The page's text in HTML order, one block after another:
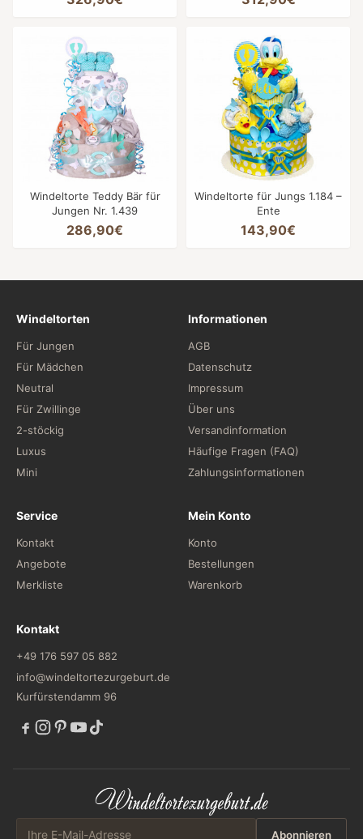
Windeltorte Teddy Bär für
Jungen Nr. 1.439
286,90€
Windeltorte für Jungs 1.184 –
Ente
143,90€
Windeltorten
Für Jungen
Für Mädchen
Neutral
Für Zwillinge
2-stöckig
Luxus
Mini
Informationen
AGB
Datenschutz
Impressum
Über uns
Versandinformation
Häufige Fragen (FAQ)
Zahlungsinformationen
Service
Kontakt
Angebote
Merkliste
Mein Konto
Konto
Bestellungen
Warenkorb
Kontakt
+49 176 597 05 882
info@windeltortezurgeburt.de
Kurfürstendamm 96
Abonnieren